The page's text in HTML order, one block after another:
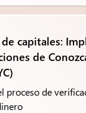
capitales:
de
proceso de